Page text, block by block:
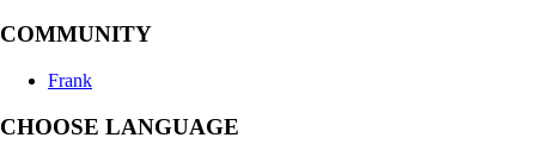
COMMUNITY
Frank
CHOOSE LANGUAGE